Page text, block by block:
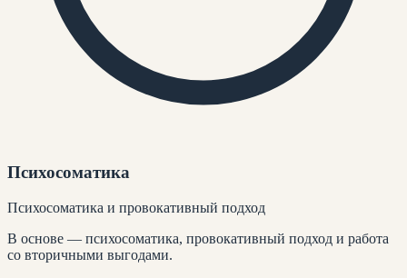
Психосоматика
Психосоматика и провокативный подход
В основе — психосоматика, провокативный подход и работа
со вторичными выгодами.